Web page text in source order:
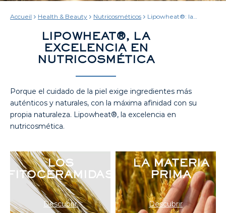
Accueil Health & Beauty Nutricosméticos
Lipowheat®: la
para la piel
LIPOWHEAT®, LA
EXCELENCIA EN
NUTRICOSMÉTICA
Porque el cuidado de la piel exige ingredientes más
auténticos y naturales, con la máxima afinidad con su
propia naturaleza. Lipowheat®, la excelencia en
nutricosmética.
LOS
FITOCERAMIDAS
Descubrir
LA MATERIA
PRIMA
Descubrir